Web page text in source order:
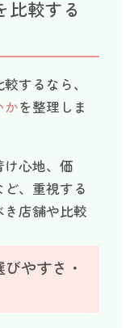
比較する
するなら、
かを整理しま
け心地、価
、重視する
店舗や比較
やすさ・